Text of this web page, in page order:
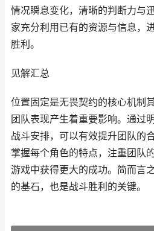
情况瞬息变化，清晰的判断力与
家充分利用已有的资源与信息，
胜利。
见解汇总
位置固定是无畏契约的核心机制
团队表现产生着重要影响。通过
战斗安排，可以有效提升团队的
掌握每个角色的特点，注重团队
游戏中获得更大的成功。简而言
的基石，也是战斗胜利的关键。